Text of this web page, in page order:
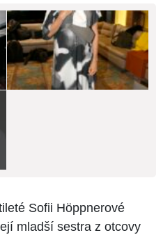
Sofii Höppnerové
mladší sestra z otcovy